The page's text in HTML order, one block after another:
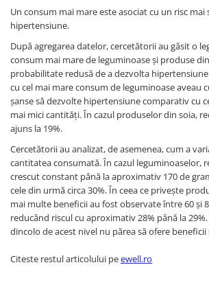
Pentru antrenament
Mama si copilul
Produse pentru copii
Sarcina si alaptare
Ceaiuri Maté
Cafea verde
Ulei de Cocos
Ulei de cocos de uz alimentar
Ulei de cocos de uz cosmetic
Alte produse din Cocos
Un consum mai mare este asociat cu un risc mai
hipertensiune.
După agregarea datelor, cercetătorii au găsit o
consum mai mare de leguminoase și produse
probabilitate redusă de a dezvolta
cu cel mai mare consum de leguminoase aveau
șanse să dezvolte hipertensiune comparativ cu
mai mici cantități. În cazul produselor din soia,
ajuns la 19%.
Cercetătorii au analizat, de asemenea, cum a
cantitatea consumată. În cazul leguminoaselor,
crescut constant până la aproximativ 170 de
cele din urmă circa 30%. În ceea ce privește
mai multe beneficii au fost observate între 60 și
reducând riscul cu aproximativ 28% până la
dincolo de acest nivel nu părea să ofere
Citeste restul articolului peewell.ro